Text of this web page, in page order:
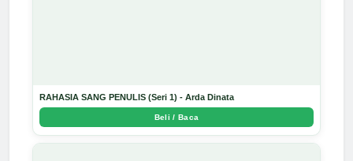
RAHASIA SANG PENULIS (Seri 1) - Arda Dinata
Beli / Baca